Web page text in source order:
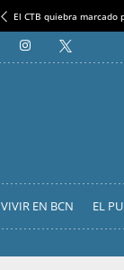
El CTB quiebra marcado
VIVIR EN BCN EL